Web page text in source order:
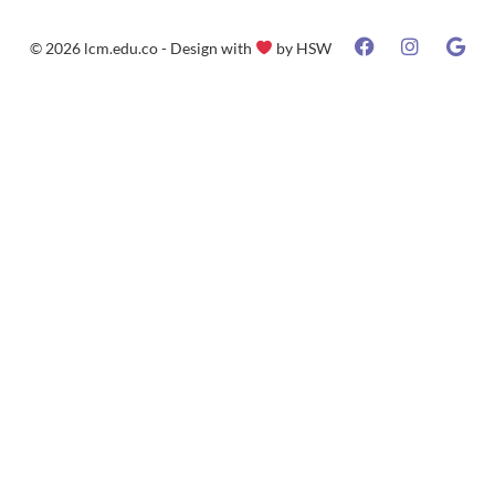
© 2026 lcm.edu.co - Design with by HSW